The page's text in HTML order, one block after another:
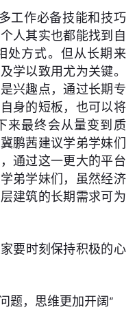
工作必备技能和技巧
人其实也都能找到自
处方式。但从长期来
学以致用尤为关键。
兴趣点，通过长期专
身的短板，也可以将
来最终会从量变到质
鹏茜建议学弟学妹们
通过这一更大的平台
弟学妹们，虽然经济
建筑的长期需求可为
要时刻保持积极的心
题，思维更加开阔”